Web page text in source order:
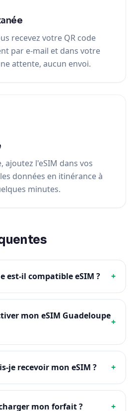
recevez votre QR code
par e-mail et dans votre
attente, aucun envoi.
ajoutez l'eSIM dans vos
données en itinérance à
minutes.
est-il compatible eSIM ? +
mon eSIM Guadeloupe
+
je recevoir mon eSIM ? +
mon forfait ? +